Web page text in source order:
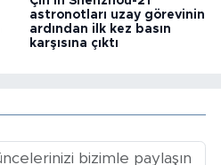
astronotları uzay görevinin
ardından ilk kez basın
karşısına çıktı